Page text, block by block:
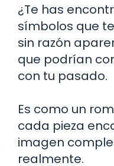
¿Te has
símbolos que
sin razón
que podrían
con tu pasado.
Es como un
cada pieza
imagen
realmente.